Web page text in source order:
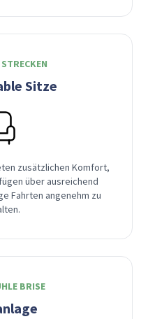
Sitze
zusätzlichen Komfort,
über ausreichend
Fahrten angenehm zu
BRISE